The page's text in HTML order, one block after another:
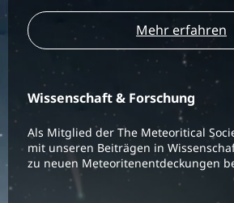
Mehr erfahren
Wissenschaft & Forschung
Als Mitglied der The Meteoritical
mit unseren Beiträgen in
zu neuen Meteoritenentdeckungen